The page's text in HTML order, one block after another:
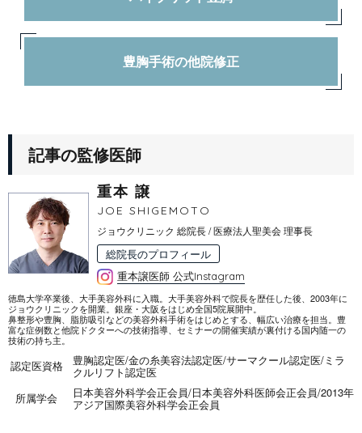
豊胸手術の他院修正
記事の監修医師
重本 譲
JOE SHIGEMOTO
ジョウクリニック 総院長 / 医療法人聖美会 理事長
総院長のプロフィール
重本譲医師 公式Instagram
徳島大学卒業後、大手美容外科に入職。大手美容外科で院長を歴任した後、2003年に
ジョウクリニックを開業。銀座・大阪をはじめ全国5院展開中。
鼻整形や豊胸、脂肪吸引などの美容外科手術をはじめとする、幅広い治療を担当。豊
富な症例数と他院ドクターへの技術指導、セミナーの開催実績が裏付ける国内随一の
技術の持ち主。
認定医資格 豊胸認定医/金の糸美容法認定医/サーマクール認定医/ミラ
クルリフト認定医
所属学会
日本美容外科学会正会員/日本美容外科医師会正会員/2013年
アジア国際美容外科学会正会員